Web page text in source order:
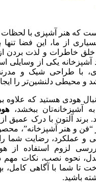
که هنر آشپزی با
از ما، این فضا
خلق خاطرات و لذت بردن
آشپزخانه یکی از وسایلی
با طراحی شیک و
و محیطی دلنشین‌تر را
هودی هستید که علاوه بر
آشپزخانه‌تان ببخشد،
برند آلتون با درک عمیق از
“فن و هنر آشپزخانه”،
و عملکرد، رضایت شما
لزوم استفاده از
نحوه نصب، نکات مهم
تا شما با آگاهی کامل،
باشید.